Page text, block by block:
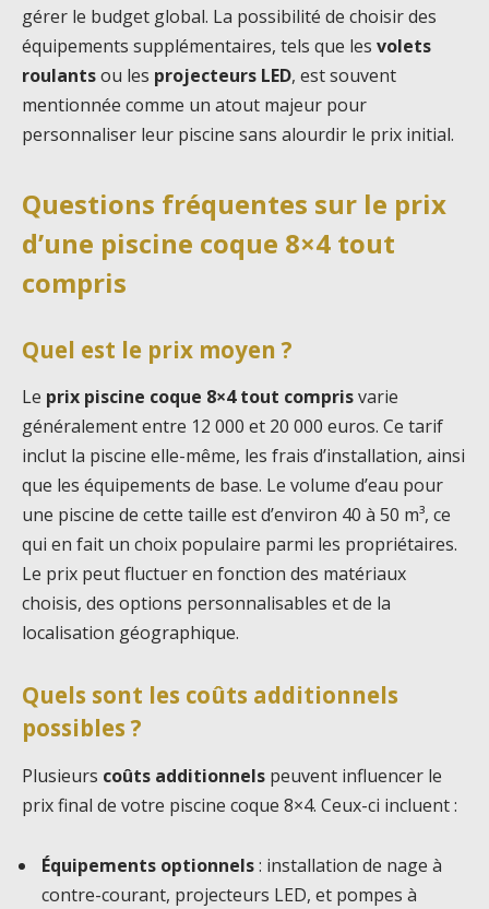
gérer le budget global. La possibilité de choisir des
équipements supplémentaires, tels que les volets
roulantsou les projecteurs LED, est souvent
mentionnée comme un atout majeur pour
personnaliser leur piscine sans alourdir le prix initial.
Questions fréquentes sur le prix
d’une piscine coque 8×4 tout
compris
Quel est le prix moyen ?
Le prix piscine coque 8×4 tout comprisvarie
généralement entre 12 000 et 20 000 euros. Ce tarif
inclut la piscine elle-même, les frais d’installation, ainsi
que les équipements de base. Le volume d’eau pour
une piscine de cette taille est d’environ 40 à 50 m³, ce
qui en fait un choix populaire parmi les propriétaires.
Le prix peut fluctuer en fonction des matériaux
choisis, des options personnalisables et de la
localisation géographique.
Quels sont les coûts additionnels
possibles ?
Plusieurs coûts additionnels peuvent influencer le
prix final de votre piscine coque 8×4. Ceux-ci incluent :
Équipements optionnels: installation de nage à
contre-courant, projecteurs LED, et pompes à